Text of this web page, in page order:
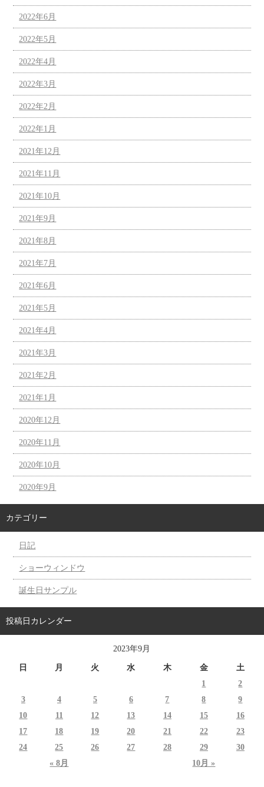
2022年6月
2022年5月
2022年4月
2022年3月
2022年2月
2022年1月
2021年12月
2021年11月
2021年10月
2021年9月
2021年8月
2021年7月
2021年6月
2021年5月
2021年4月
2021年3月
2021年2月
2021年1月
2020年12月
2020年11月
2020年10月
2020年9月
カテゴリー
日記
ショーウィンドウ
誕生日サンプル
投稿日カレンダー
2023年9月
日 月 火 水 木 金 土
« 8月 10月 »
1
2
3
4 5 6 7 8
9
10
11 12 13 14 15
16
17
18 19 20 21 22
23
24
25 26 27 28 29 30